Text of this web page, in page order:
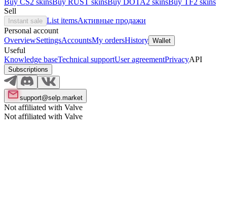
Buy CS2 skinsBuy RUST skinsBuy DOTA2 skinsBuy TF2 skins
Sell
Instant sale List itemsАктивные продажи
Personal account
OverviewSettingsAccountsMy ordersHistory Wallet
Useful
Knowledge baseTechnical supportUser agreementPrivacyAPI
Subscriptions
support@selp.market
Not affiliated with Valve
Not affiliated with Valve